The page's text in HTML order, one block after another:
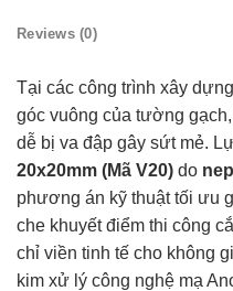
Reviews (0)
Tại các công trình xây
góc vuông của tường
dễ bị va đập gây sứt mẻ.
20x20mm (Mã V20) do
phương án kỹ thuật tối ưu
che khuyết điểm thi công
chỉ viền tinh tế cho không
kim xử lý công nghệ mạ